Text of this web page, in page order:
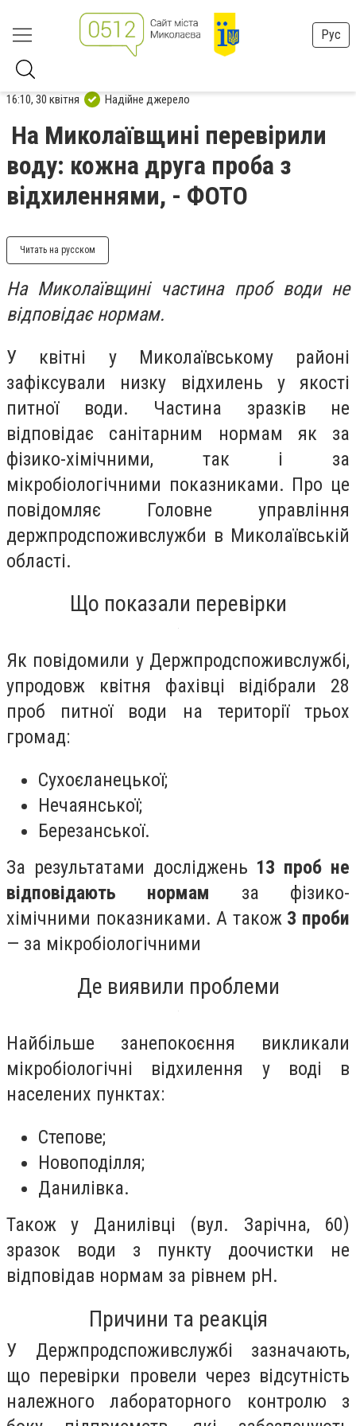
Рус
16:10, 30 квітня Надійне джерело
На Миколаївщині перевірили
воду: кожна друга проба з
відхиленнями, - ФОТО
Читать на русском
На Миколаївщині частина проб води не
відповідає нормам.
У квітні у Миколаївському районі
зафіксували низку відхилень у якості
питної води. Частина зразків не
відповідає санітарним нормам як за
фізико-хімічними, так і за
мікробіологічними показниками. Про це
повідомляє Головне управління
держпродспоживслужби в Миколаївській
області.
Що показали перевірки
Як повідомили у Держпродспоживслужбі,
упродовж квітня фахівці відібрали 28
проб питної води на території трьох
громад:
Сухоєланецької;
Нечаянської;
Березанської.
За результатами досліджень 13 проб не
відповідають нормам за фізико-
хімічними показниками. А також3 проби
— за мікробіологічними
Де виявили проблеми
Найбільше занепокоєння викликали
мікробіологічні відхилення у воді в
населених пунктах:
Степове;
Новоподілля;
Данилівка.
Також у Данилівці (вул. Зарічна, 60)
зразок води з пункту доочистки не
відповідав нормам за рівнем рН.
Причини та реакція
У Держпродспоживслужбі зазначають,
що перевірки провели через відсутність
належного лабораторного контролю з